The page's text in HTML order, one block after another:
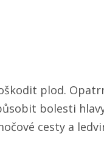
plod.
bolesti
cesty a